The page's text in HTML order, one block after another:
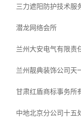
三力遮阳防护技术服
潜龙网络会所
兰州大安电气有限责
兰州靓典装饰公司天
甘肃红盾商标事务所
中地北京分公司十五